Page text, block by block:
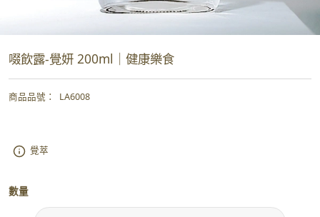
啜飲露-覺妍 200ml｜健康樂食
商品品號 ： LA6008
覺萃
數量